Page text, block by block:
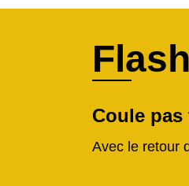
Coule
Avec le retour